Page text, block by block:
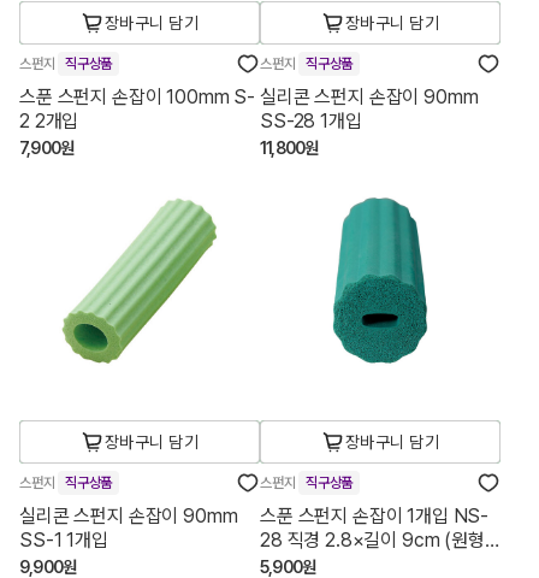
장바구니 담기
스펀지 직구상품
스푼 스펀지 손잡이 100mm S-
2 2개입
7,900원
장바구니 담기
스펀지 직구상품
실리콘 스펀지 손잡이 90mm
SS-28 1개입
11,800원
장바구니 담기
스펀지 직구상품
실리콘 스펀지 손잡이 90mm
SS-1 1개입
9,900원
장바구니 담기
스펀지 직구상품
스푼 스펀지 손잡이 1개입 NS-
28 직경 2.8×길이 9cm (원형
평홀)
5,900원